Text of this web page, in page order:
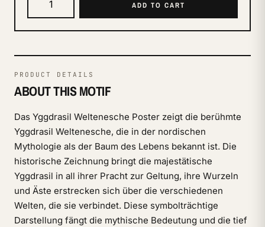
ADD TO CART
PRODUCT DETAILS
ABOUT THIS MOTIF
Das Yggdrasil Weltenesche Poster zeigt die berühmte
Yggdrasil Weltenesche, die in der nordischen
Mythologie als der Baum des Lebens bekannt ist. Die
historische Zeichnung bringt die majestätische
Yggdrasil in all ihrer Pracht zur Geltung, ihre Wurzeln
und Äste erstrecken sich über die verschiedenen
Welten, die sie verbindet. Diese symbolträchtige
Darstellung fängt die mythische Bedeutung und die tief